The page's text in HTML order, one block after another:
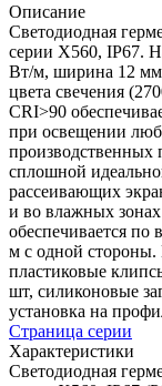
Описание
Светодиодная
серии X560, IP67.
Вт/м, ширина 12
цвета свечения
CRI>90
при освещении
производственных
сплошной
рассеивающих
и во влажных
обеспечивается
м с одной стороны.
пластиковые
шт, силиконовые
установка на
Страница серии
Характеристики
Светодиодная